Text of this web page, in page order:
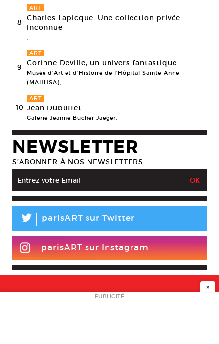
8
ART
Charles Lapicque. Une collection privée
inconnue
,
9
ART
Corinne Deville, un univers fantastique
Musée d’Art et d’Histoire de l’Hôpital Sainte-Anne
(MAHHSA),
10
ART
Jean Dubuffet
Galerie Jeanne Bucher Jaeger,
NEWSLETTER
S’ABONNER À NOS NEWSLETTERS
L parisART sur Twitter
parisART sur Instagram
NEWSLETTER
×
PUBLICITÉ